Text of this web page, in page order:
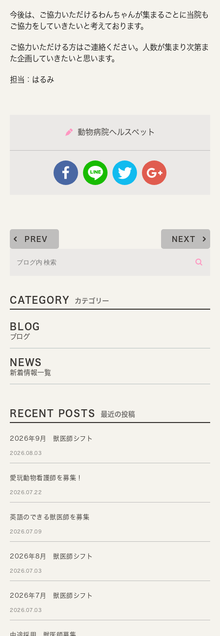
今後は、ご協力いただけるわんちゃんが集まるごとに当院も
ご協力をしていきたいと考えております。
ご協力いただける方はご連絡ください。人数が集まり次第ま
た企画していきたいと思います。
担当：はるみ
動物病院ヘルスペット
PREV NEXT
CATEGORY カテゴリー
BLOG
ブログ
NEWS
新着情報一覧
RECENT POSTS 最近の投稿
2026年9月 獣医師シフト
2026.08.03
愛玩動物看護師を募集！
2026.07.22
英語のできる獣医師を募集
2026.07.09
2026年8月 獣医師シフト
2026.07.03
2026年7月 獣医師シフト
2026.07.03